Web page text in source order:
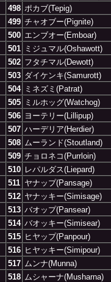
498 ポカブ(Tepig)
499 チャオブー(Pignite)
500 エンブオー(Emboar)
501 ミジュマル(Oshawott)
502 フタチマル(Dewott)
503 ダイケンキ(Samurott)
504 ミネズミ(Patrat)
505 ミルホッグ(Watchog)
506 ヨーテリー(Lillipup)
507 ハーデリア(Herdier)
508 ムーランド(Stoutland)
509 チョロネコ(Purrloin)
510 レパルダス(Liepard)
511 ヤナップ(Pansage)
512 ヤナッキー(Simisage)
513 バオップ(Pansear)
514 バオッキー(Simisear)
515 ヒヤップ(Panpour)
516 ヒヤッキー(Simipour)
517 ムンナ(Munna)
518 ムシャーナ(Musharna)